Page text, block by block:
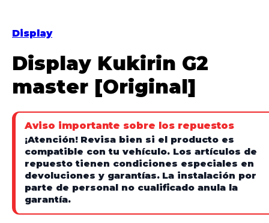
Display
Display Kukirin G2
master [Original]
Aviso importante sobre los repuestos
¡Atención! Revisa bien si el producto es
compatible con tu vehículo. Los artículos de
repuesto tienen condiciones especiales en
devoluciones y garantías. La instalación por
parte de personal no cualificado anula la
garantía.